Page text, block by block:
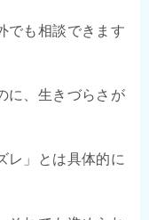
でも相談できます
に、生きづらさが
レ」とは具体的に